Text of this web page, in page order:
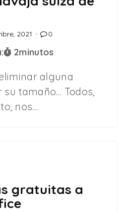
2021 0
2minutos
alguna
tamaño… Todos,
nos…
gratuitas a